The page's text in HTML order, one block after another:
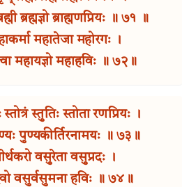
ब्रह्मज्ञो ब्राह्मणप्रियः ॥ ७१ ॥
महातेजा महोरगः ।
महायज्ञो महाहविः ॥ ७२॥
स्तुतिः स्तोता रणप्रियः ।
पुण्यकीर्तिरनामयः ॥ ७३॥
वसुरेता वसुप्रदः ।
वसुर्वसुमना हविः ॥ ७४॥